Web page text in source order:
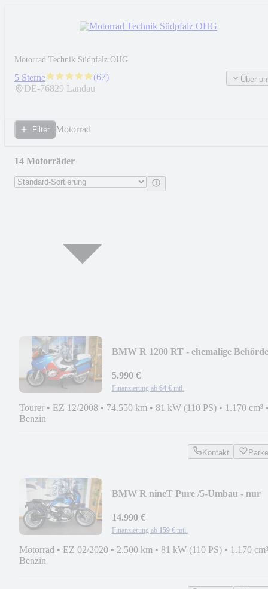
Motorrad Technik Südpfalz OHG
5 Sterne (67)
DE-76829 Landau
Über
Filter Motorrad
14 Motorräder
BMW R 1200 RT - ehemalige Behörde
5.990 €
Finanzierung ab 64 € mtl.
Tourer • EZ 12/2008 • 74.550 km • 81 kW (110 PS) • 1.170 cm³
Benzin
Kontakt
BMW R nineT Pure /5-Umbau - nur
14.990 €
Finanzierung ab 159 € mtl.
Motorrad • EZ 02/2020 • 2.500 km • 81 kW (110 PS) • 1.170 cm³
Benzin